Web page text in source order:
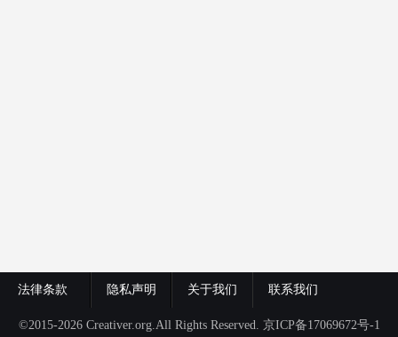
法律条款 隐私声明 关于我们 联系我们
©2015-2026 Creativer.org.All Rights Reserved. 京ICP备17069672号-1